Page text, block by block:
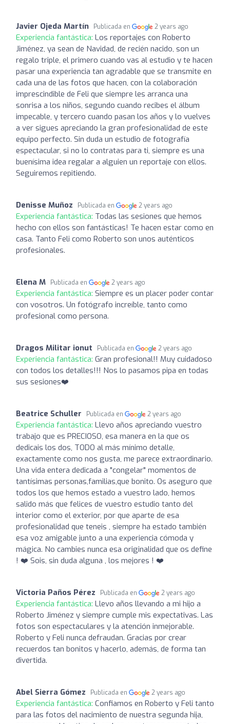
Javier Ojeda Martín Publicada en 2 years ago
Experiencia fantástica: Los reportajes con Roberto
Jiménez, ya sean de Navidad, de recién nacido, son un
regalo triple, el primero cuando vas al estudio y te hacen
pasar una experiencia tan agradable que se transmite en
cada una de las fotos que hacen, con la colaboración
imprescindible de Feli que siempre les arranca una
sonrisa a los niños, segundo cuando recibes el álbum
impecable, y tercero cuando pasan los años y lo vuelves
a ver sigues apreciando la gran profesionalidad de este
equipo perfecto. Sin duda un estudio de fotografía
espectacular, si no lo contratas para ti, siempre es una
buenísima idea regalar a alguien un reportaje con ellos.
Seguiremos repitiendo.
Denisse Muñoz Publicada en 2 years ago
Experiencia fantástica: Todas las sesiones que hemos
hecho con ellos son fantásticas! Te hacen estar como en
casa. Tanto Feli como Roberto son unos auténticos
profesionales.
Elena M Publicada en 2 years ago
Experiencia fantástica: Siempre es un placer poder contar
con vosotros. Un fotógrafo increíble, tanto como
profesional como persona.
Dragos Militar ionut Publicada en 2 years ago
Experiencia fantástica: Gran profesional!! Muy cuidadoso
con todos los detalles!!! Nos lo pasamos pipa en todas
sus sesiones❤️
Beatrice Schuller Publicada en 2 years ago
Experiencia fantástica: Llevo años apreciando vuestro
trabajo que es PRECIOSO, esa manera en la que os
dedicais los dos, TODO al más mínimo detalle,
exactamente como nos gusta, me parece extraordinario.
Una vida entera dedicada a "congelar" momentos de
tantísimas personas,familias,que bonito. Os aseguro que
todos los que hemos estado a vuestro lado, hemos
salido más que felices de vuestro estudio tanto del
interior como el exterior, por que aparte de esa
profesionalidad que teneis , siempre ha estado también
esa voz amigable junto a una experiencia cómoda y
mágica. No cambies nunca esa originalidad que os define
! ❤️ Sois, sin duda alguna , los mejores ! ❤️
Victoria Paños Pérez Publicada en 2 years ago
Experiencia fantástica: Llevo años llevando a mi hijo a
Roberto Jiménez y siempre cumple mis expectativas. Las
fotos son espectaculares y la atención inmejorable.
Roberto y Feli nunca defraudan. Gracias por crear
recuerdos tan bonitos y hacerlo, además, de forma tan
divertida.
Abel Sierra Gómez Publicada en 2 years ago
Experiencia fantástica: Confiamos en Roberto y Feli tanto
para las fotos del nacimiento de nuestra segunda hija,